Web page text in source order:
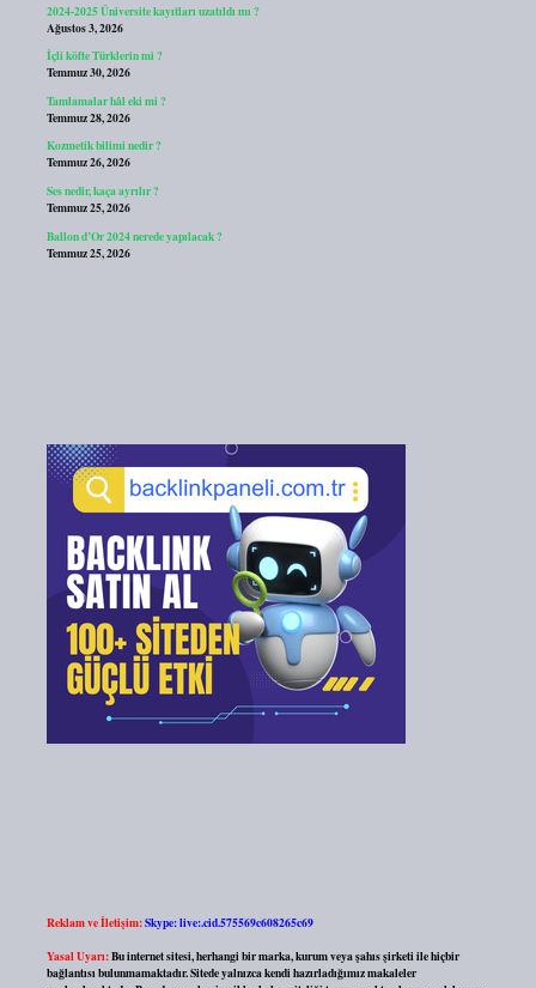
2024-2025 Üniversite kayıtları uzatıldı mı ?
Ağustos 3, 2026
İçli köfte Türklerin mi ?
Temmuz 30, 2026
Tamlamalar hâl eki mi ?
Temmuz 28, 2026
Kozmetik bilimi nedir ?
Temmuz 26, 2026
Ses nedir, kaça ayrılır ?
Temmuz 25, 2026
Ballon d’Or 2024 nerede yapılacak ?
Temmuz 25, 2026
Reklam ve İletişim:Skype: live:.cid.575569c608265c69
Yasal Uyarı:Bu internet sitesi, herhangi bir marka, kurum veya şahıs şirketi ile hiçbir
bağlantısı bulunmamaktadır. Sitede yalnızca kendi hazırladığımız makaleler